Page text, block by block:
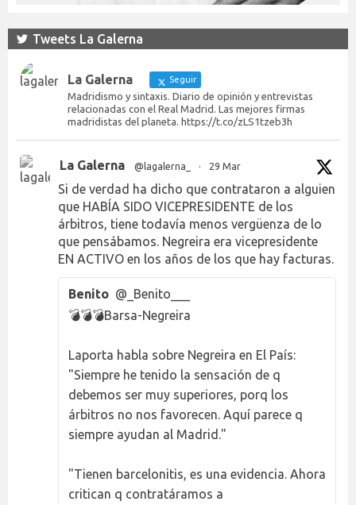
Tweets La Galerna
La Galerna Seguir
Madridismo y sintaxis. Diario de opinión y entrevistas
relacionadas con el Real Madrid. Las mejores firmas
madridistas del planeta. https://t.co/zLS1tzeb3h
La Galerna @lagalerna_ · 29 Mar
Si de verdad ha dicho que contrataron a alguien
que HABÍA SIDO VICEPRESIDENTE de los
árbitros, tiene todavía menos vergüenza de lo
que pensábamos. Negreira era vicepresidente
EN ACTIVO en los años de los que hay facturas.
Benito @_Benito___
💣💣💣Barsa-Negreira
Laporta habla sobre Negreira en El País:
"Siempre he tenido la sensación de q
debemos ser muy superiores, porq los
árbitros no nos favorecen. Aquí parece q
siempre ayudan al Madrid."
"Tienen barcelonitis, es una evidencia. Ahora
critican q contratáramos a